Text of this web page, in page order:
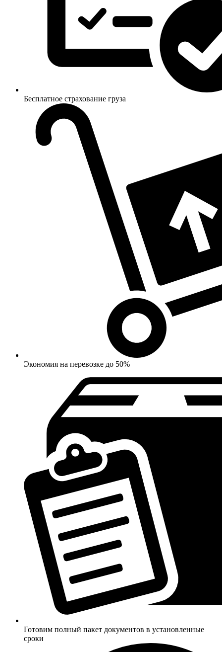
Бесплатное страхование груза
Экономия на перевозке до 50%
Готовим полный пакет документов в установленные
сроки